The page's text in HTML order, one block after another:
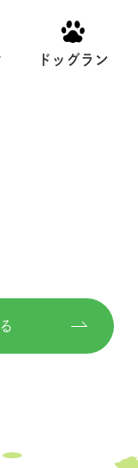
ドッグラン